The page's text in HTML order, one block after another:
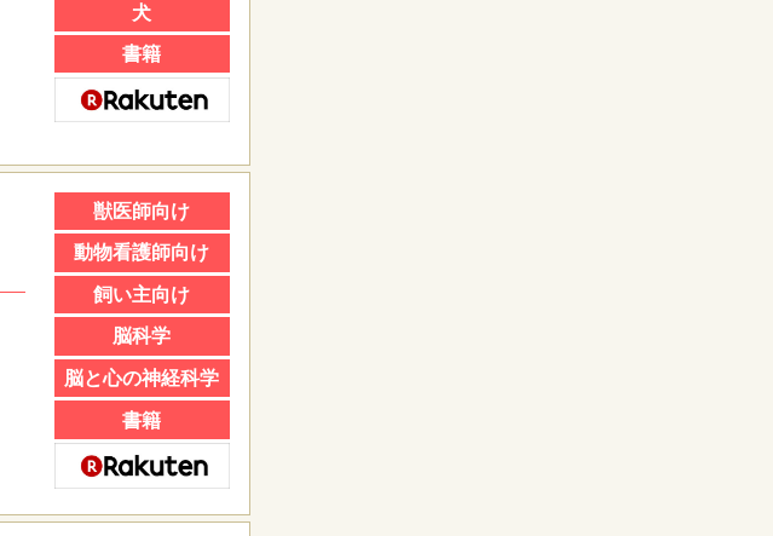
犬
書籍
獣医師向け
動物看護師向け
飼い主向け
脳科学
脳と心の神経科学
書籍